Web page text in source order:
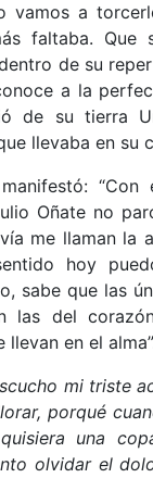
vamos a
faltaba. Que
de su
a la
de su tierra
llevaba en su
“Con
Oñate no
me llaman la
hoy
sabe que las
las del
llevan en el
mi triste
porqué
una
olvidar el